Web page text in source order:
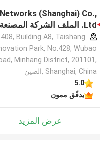
Networks (Shanghai) Co.,
Ltd. الملف الشركة المصنعة
408, Building A8, Taishang
Park, No.428, Wubao
Minhang District, 201101,
Shanghai, China ,الصين
5.0
يدقّق ممون
عرض المزيد